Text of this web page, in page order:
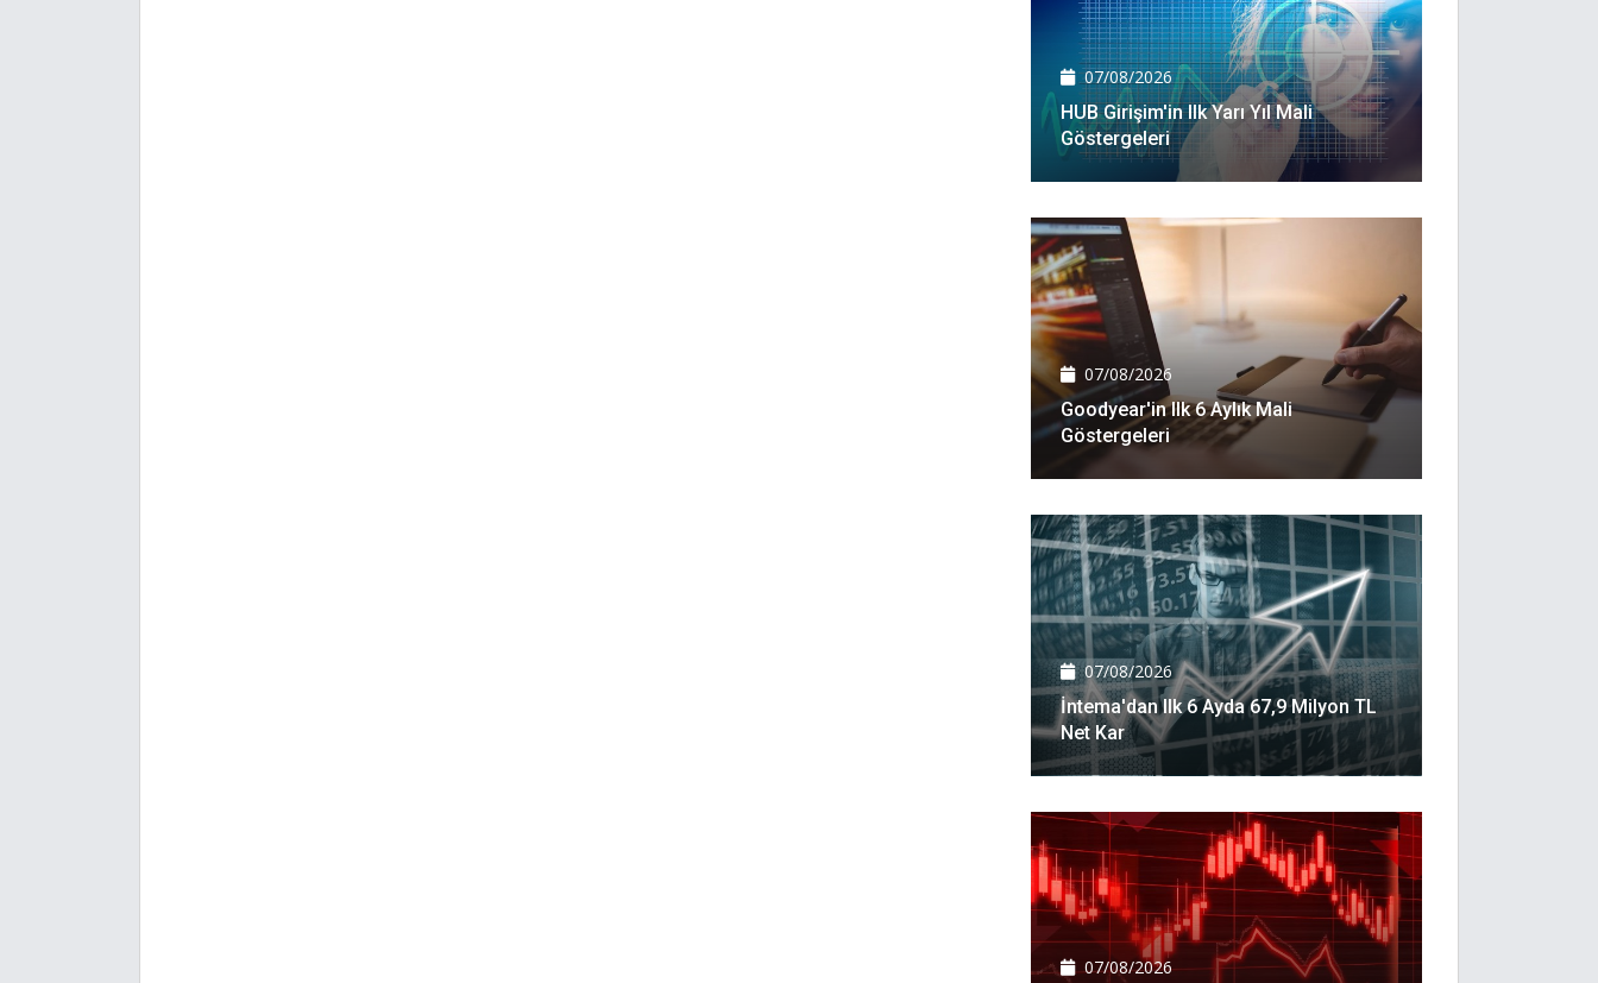
07/08/2026
HUB Girişim'in Ilk Yarı Yıl Mali
Göstergeleri
07/08/2026
Goodyear'in Ilk 6 Aylık Mali
Göstergeleri
07/08/2026
İntema'dan Ilk 6 Ayda 67,9 Milyon TL
Net Kar
07/08/2026